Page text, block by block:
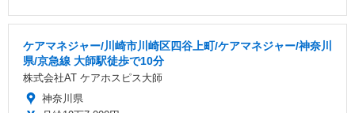
ケアマネジャー/川崎市川崎区四谷上町/ケアマネジャー/神奈川
県/京急線 大師駅徒歩で10分
株式会社AT ケアホスピス大師
神奈川県